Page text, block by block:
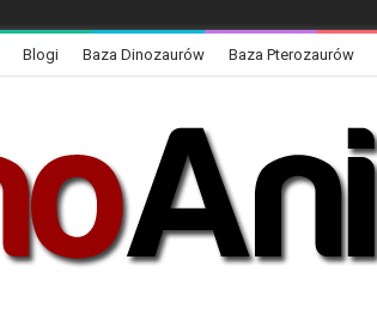
Blogi Baza Dinozaurów Baza Pterozaurów